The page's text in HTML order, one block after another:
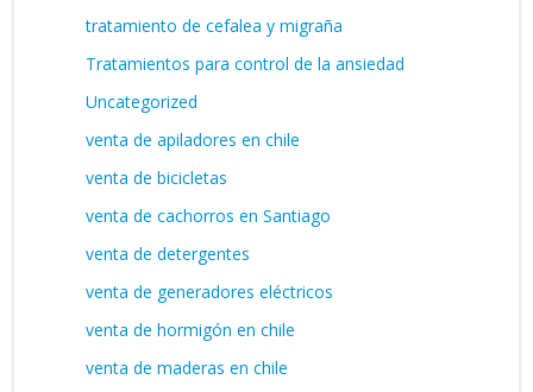
tratamiento de cefalea y migraña
Tratamientos para control de la ansiedad
Uncategorized
venta de apiladores en chile
venta de bicicletas
venta de cachorros en Santiago
venta de detergentes
venta de generadores eléctricos
venta de hormigón en chile
venta de maderas en chile